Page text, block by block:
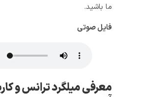
فایل صوتی
معرفی میلگرد ترانس و کاربردهای